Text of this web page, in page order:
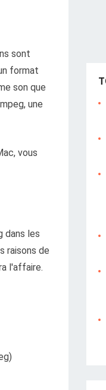
sont
format
son que
une
vous
dans les
raisons de
l'affaire.